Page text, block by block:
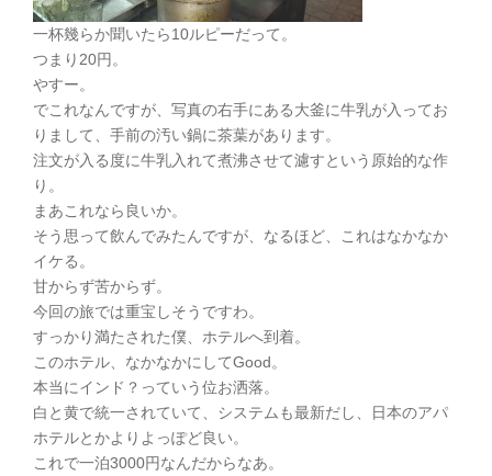
一杯幾らか聞いたら10ルピーだって。
つまり20円。
やすー。
でこれなんですが、写真の右手にある大釜に牛乳が入ってお
りまして、手前の汚い鍋に茶葉があります。
注文が入る度に牛乳入れて煮沸させて濾すという原始的な作
り。
まあこれなら良いか。
そう思って飲んでみたんですが、なるほど、これはなかなか
イケる。
甘からず苦からず。
今回の旅では重宝しそうですわ。
すっかり満たされた僕、ホテルへ到着。
このホテル、なかなかにしてGood。
本当にインド？っていう位お洒落。
白と黄で統一されていて、システムも最新だし、日本のアパ
ホテルとかよりよっぽど良い。
これで一泊3000円なんだからなあ。